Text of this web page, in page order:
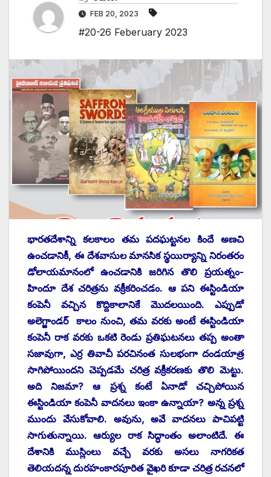
FEB 20, 2023
#20-26 Feberuary 2023
భారతదేశాన్ని కలకాలం తమ పదఘట్టనల కిందే అణచి
ఉంచడానికీ, ఈ దేశవాసుల మానసిక స్థయిర్యాన్ని నిరంతరం
డోలాయమానంలో ఉంచడానికి జరిగిన తొలి ప్రయత్నం-
హిందూ దేశ చరిత్రను వక్రీకరించడం. ఆ పని ఈస్టిండియా
కంపెనీ వచ్చిన కొద్దికాలానికే మొదలయింది. ఎప్పుడో
అలెగ్జాండర్‌ ‌కాలం నుంచి, తమ వరకు అంటే ఈస్టిండియా
కంపెనీ రాక వరకు ఒకటి రెండు ప్రతిఘటనలు తప్ప అంతా
సజావుగా, ఎర్ర తివాచీ పరచినంత సులభంగా దండయాత్ర
సాగిపోయిందని చెప్పడమే చరిత్ర వక్రీకరణకు తొలి మెట్టు.
అది నిజమా? ఆ ప్రశ్న కంటే ఏనాడో చచ్చిపోయిన
ఈస్టిండియా కంపెనీ వాదనలు ఇంకా ఉన్నాయా? అన్న ప్రశ్న
ముందు వేసుకోవాలి. అవును, అవే వాదనలు పాచిపట్టి
సాగుతున్నాయి. ఆర్యుల రాక సిద్ధాంతం అలాంటిదే. ఈ
దేశానికి ముస్లింలు వచ్చే వరకు అసలు నాగరికత
తెలియదన్న దురహంకారపూరిత వైఖరి కూడా చరిత్ర రచనలో